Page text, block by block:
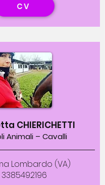
CV
CHIERICHETTI
Animali – Cavalli
Lombardo (VA)
3385492196